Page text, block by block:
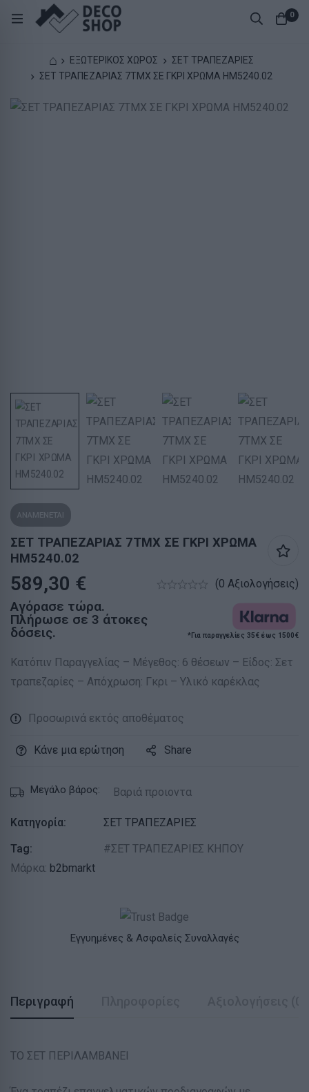
0
⌂ ΕΞΩΤΕΡΙΚΟΣ ΧΩΡΟΣ
ΣΕΤ ΤΡΑΠΕΖΑΡΙΕΣ
ΣΕΤ ΤΡΑΠΕΖΑΡΙΑΣ 7ΤΜΧ ΣΕ ΓΚΡΙ ΧΡΩΜΑ HM5240.02
ΑΝΑΜΕΝΕΤΑΙ
ΣΕΤ ΤΡΑΠΕΖΑΡΙΑΣ 7ΤΜΧ ΣΕ ΓΚΡΙ ΧΡΩΜΑ
HM5240.02
589,30 € (0 Αξιολογήσεις)
Αγόρασε τώρα.
Πλήρωσε σε 3 άτοκες
δόσεις.
*Για παραγγελίες 35€ έως 1500€
Κατόπιν Παραγγελίας – Μέγεθος: 6 θέσεων – Είδος: Σετ
τραπεζαρίες – Απόχρωση: Γκρι – Υλικό καρέκλας
Προσωρινά εκτός αποθέματος
Κάνε μια ερώτηση Share
Μεγάλο βάρος: Βαριά προιοντα
Κατηγορία:
ΣΕΤ ΤΡΑΠΕΖΑΡΙΕΣ
Tag:
ΣΕΤ ΤΡΑΠΕΖΑΡΙΕΣ ΚΗΠΟΥ
Μάρκα: b2bmarkt
Εγγυημένες & Ασφαλείς Συναλλαγές
Περιγραφή
ΤΟ ΣΕΤ ΠΕΡΙΛΑΜΒΑΝΕΙ